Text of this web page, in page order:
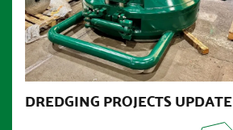
DREDGING PROJECTS UPDATE